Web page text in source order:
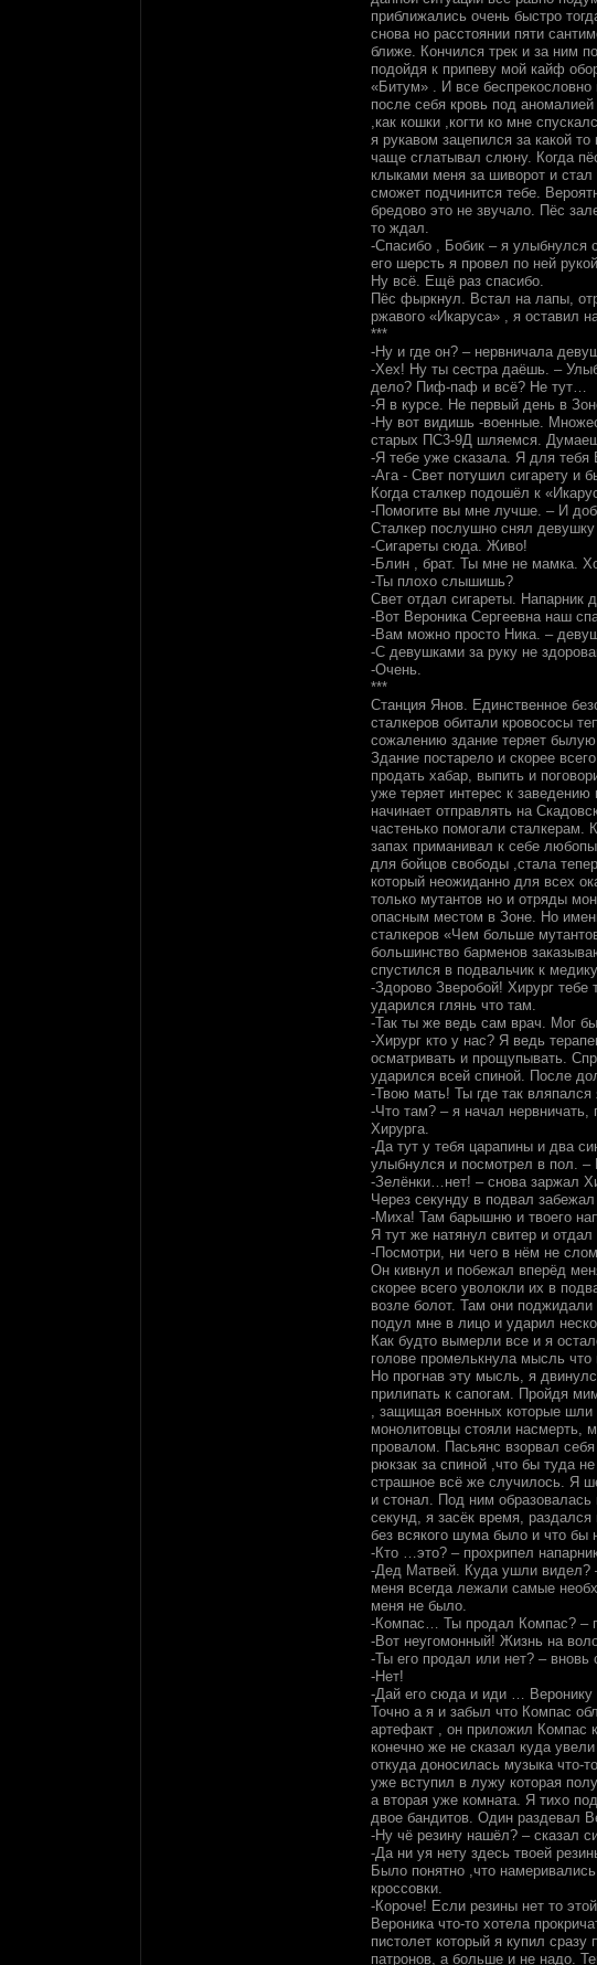
приближались очень быстро
снова но расстоянии пяти
ближе. Кончился трек и за ним
подойдя к припеву мой кайф
«Битум» . И все
после себя кровь под
,как кошки ,когти ко мне
я рукавом зацепился за какой
чаще сглатывал слюну. Когда
клыками меня за шиворот и
сможет подчинится тебе.
бредово это не звучало. Пёс
то ждал.
-Спасибо , Бобик – я улыбнулся
его шерсть я провел по ней
Ну всё. Ещё раз спасибо.
Пёс фыркнул. Встал на лапы,
ржавого «Икаруса» , я оставил
***
-Ну и где он? – нервничала
-Хех! Ну ты сестра даёшь. –
дело? Пиф-паф и всё? Не тут…
-Я в курсе. Не первый день в
-Ну вот видишь -военные.
старых ПС3-9Д шляемся.
-Я тебе уже сказала. Я для тебя
-Ага - Свет потушил сигарету и
Когда сталкер подошёл к
-Помогите вы мне лучше. – И
Сталкер послушно снял
-Сигареты сюда. Живо!
-Блин , брат. Ты мне не мамка.
-Ты плохо слышишь?
Свет отдал сигареты. Напарник
-Вот Вероника Сергеевна наш
-Вам можно просто Ника. –
-С девушками за руку не
-Очень.
***
Станция Янов. Единственное
сталкеров обитали кровососы
сожалению здание теряет
Здание постарело и скорее
продать хабар, выпить и
уже теряет интерес к
начинает отправлять на
частенько помогали сталкерам.
запах приманивал к себе
для бойцов свободы ,стала
который неожиданно для всех
только мутантов но и отряды
опасным местом в Зоне. Но
сталкеров «Чем больше
большинство барменов
спустился в подвальчик к
-Здорово Зверобой! Хирург
ударился глянь что там.
-Так ты же ведь сам врач. Мог
-Хирург кто у нас? Я ведь
осматривать и прощупывать.
ударился всей спиной. После
-Твою мать! Ты где так
-Что там? – я начал
Хирурга.
-Да тут у тебя царапины и два
улыбнулся и посмотрел в пол.
-Зелёнки…нет! – снова заржал
Через секунду в подвал
-Миха! Там барышню и твоего
Я тут же натянул свитер и отдал
-Посмотри, ни чего в нём не
Он кивнул и побежал вперёд
скорее всего уволокли их в
возле болот. Там они
подул мне в лицо и ударил
Как будто вымерли все и я
голове промелькнула мысль
Но прогнав эту мысль, я
прилипать к сапогам. Пройдя
, защищая военных которые шли
монолитовцы стояли насмерть,
провалом. Пасьянс взорвал
рюкзак за спиной ,что бы туда
страшное всё же случилось. Я
и стонал. Под ним
секунд, я засёк время,
без всякого шума было и что бы
-Кто …это? – прохрипел
-Дед Матвей. Куда ушли видел?
меня всегда лежали самые
меня не было.
-Компас… Ты продал Компас? –
-Вот неугомонный! Жизнь на
-Ты его продал или нет? – вновь
-Нет!
-Дай его сюда и иди … Веронику
Точно а я и забыл что Компас
артефакт , он приложил Компас
конечно же не сказал куда
откуда доносилась музыка что-
уже вступил в лужу которая
а вторая уже комната. Я тихо
двое бандитов. Один раздевал
-Ну чё резину нашёл? – сказал
-Да ни уя нету здесь твоей
Было понятно ,что
кроссовки.
-Короче! Если резины нет то
Вероника что-то хотела
пистолет который я купил
патронов, а больше и не надо.